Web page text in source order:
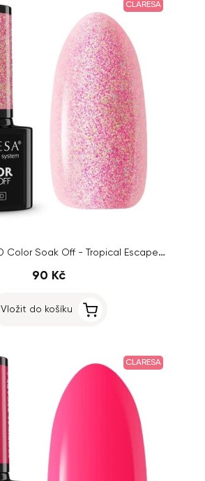
CLARESA
Claresa UV/LED Color Soak Off - Tropical Escape 7, 5g
90 Kč
Vložit do košíku
CLARESA